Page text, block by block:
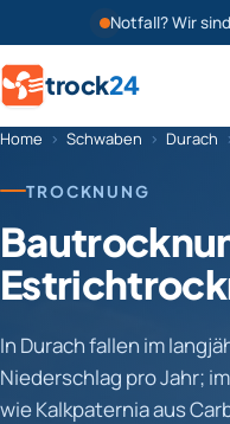
Notfall? Wir
trock24
Home › Schwaben › Durach
TROCKNUNG
In Durach fallen im
Niederschlag pro Jahr;
wie Kalkpaternia aus